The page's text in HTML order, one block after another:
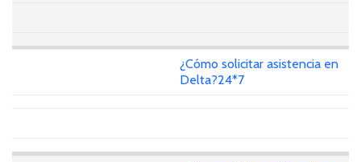
¿Cómo solicitar asistencia en
Delta?24*7